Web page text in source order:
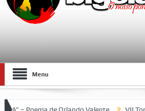
Menu
Valente VII Torneio das Traseiras –